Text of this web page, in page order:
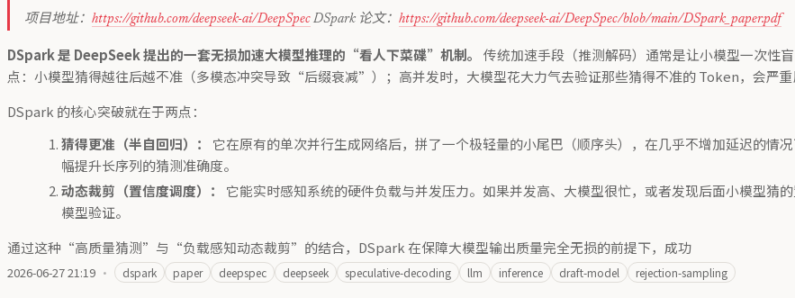
项目地址： https://github.com/deepseek-ai/DeepSpec DSpark 论文： https://github.com/deepseek-ai/DeepSpec/blob/main/DSpark_paper.pdf
DSpark 是 DeepSeek 提出的一套无损加速大模型推理的“看人下菜碟”机制。
传统加速手段（推测解码）通常是让小模型一次性
点：小模型猜得越往后越不准（多模态冲突导致“后缀衰减”）；高并发时，大模型花大力气去验证那些猜得不准的 Token，会严重
DSpark 的核心突破就在于两点：
猜得更准（半自回归）：
它在原有的单次并行生成网络后，拼了一个极轻量的小尾巴（顺序头），在几乎不增加延迟的情
幅提升长序列的猜测准确度。
动态裁剪（置信度调度）：
它能实时感知系统的硬件负载与并发压力。如果并发高、大模型很忙，或者发现后面小模型猜
模型验证。
通过这种“高质量猜测”与“负载感知动态裁剪”的结合，DSpark 在保障大模型输出质量完全无损的前提下，成功
2026-06-27 21:19 · dspark paper deepspec deepseek speculative-decoding llm inference draft-model rejection-sampling